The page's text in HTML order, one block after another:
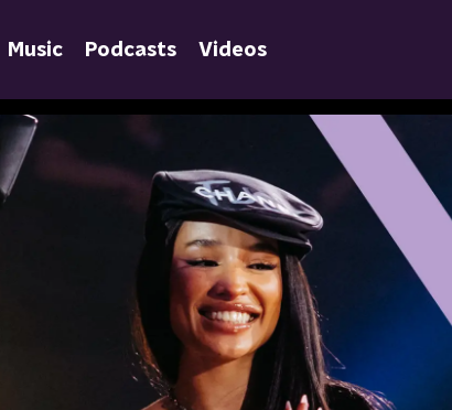
Music Podcasts Videos